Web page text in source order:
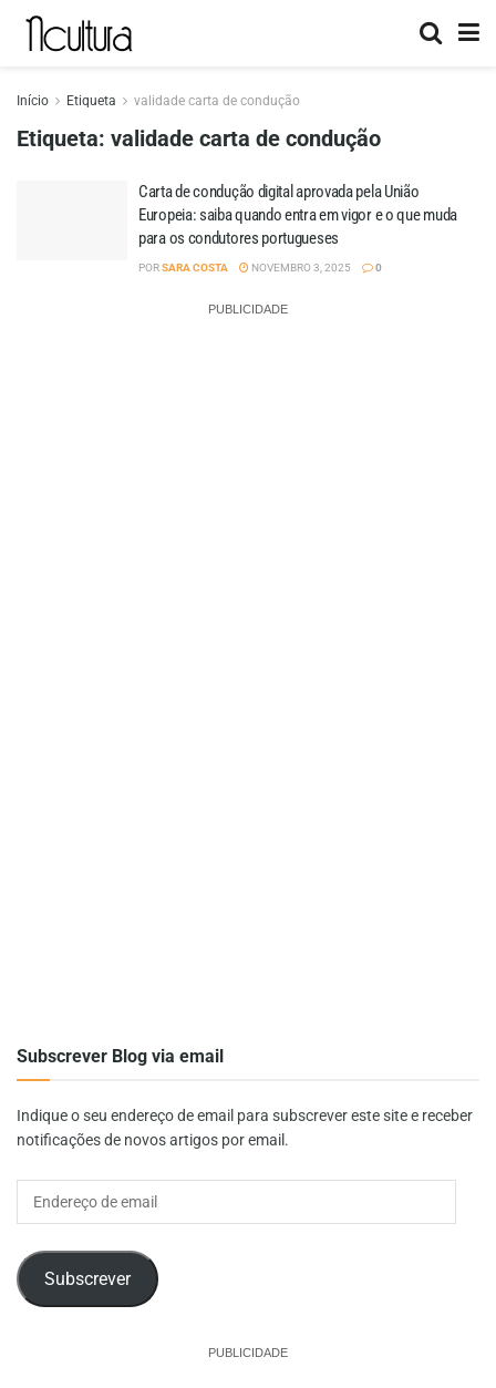
Início Etiqueta validade carta de condução
Etiqueta: validade carta de condução
Carta de condução digital aprovada pela União
Europeia: saiba quando entra em vigor e o que muda
para os condutores portugueses
PORSARA COSTA NOVEMBRO 3, 2025 0
PUBLICIDADE
Subscrever Blog via email
Indique o seu endereço de email para subscrever este site e receber
notificações de novos artigos por email.
Subscrever
PUBLICIDADE